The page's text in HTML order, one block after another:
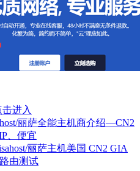
击进入
丽萨全能主机商介绍—CN2
、便宜
丽萨主机美国 CN2 GIA
由测试